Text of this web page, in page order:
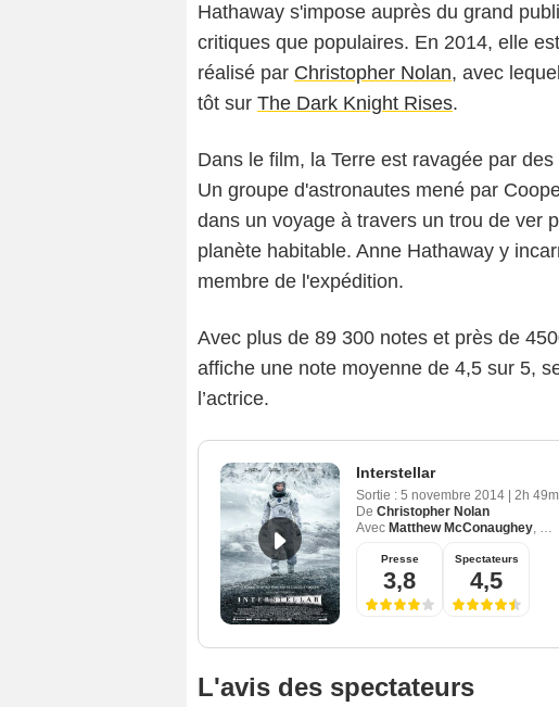
Hathaway s'impose auprès du grand
critiques que populaires. En 2014, elle
réalisé par Christopher Nolan, avec
tôt sur The Dark Knight Rises.
Dans le film, la Terre est ravagée par
Un groupe d'astronautes mené par
dans un voyage à travers un trou de ver
planète habitable. Anne Hathaway y
membre de l'expédition.
Avec plus de 89 300 notes et près de
affiche une note moyenne de 4,5 sur 5,
l’actrice.
Interstellar
Sortie : 5 novembre 2014
2h
De Christopher Nolan
Avec Matthew McConaughey,
Presse
3,8
Spectateurs
4,5
L'avis des spectateurs